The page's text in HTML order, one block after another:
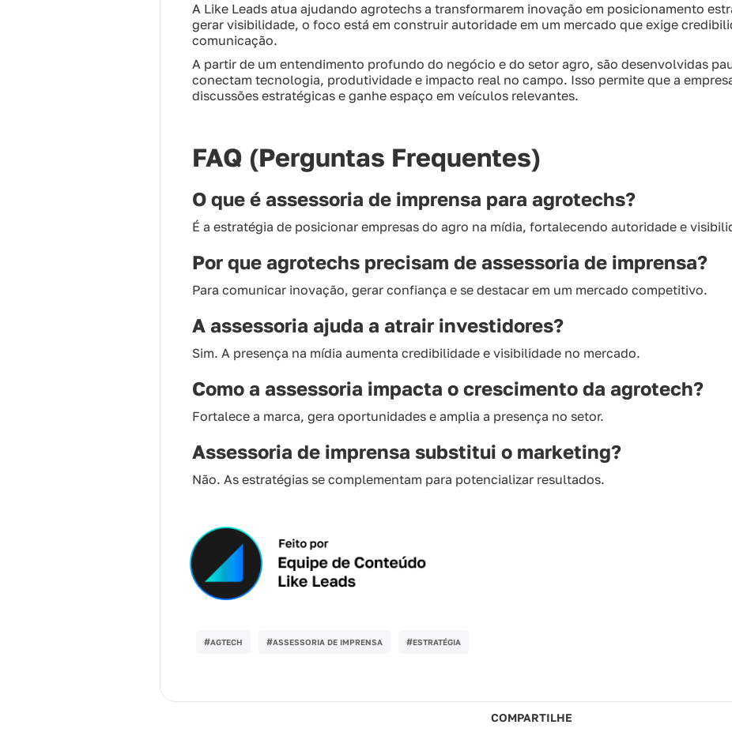
A Like Leads atua ajudando agrotechs a transformarem inovação em posicionamento
gerar visibilidade, o foco está em construir autoridade em um mercado que exige
comunicação.
A partir de um entendimento profundo do negócio e do setor agro, são desenvolvidas
conectam tecnologia, produtividade e impacto real no campo. Isso permite que a
discussões estratégicas e ganhe espaço em veículos relevantes.
FAQ (Perguntas Frequentes)
O que é assessoria de imprensa para agrotechs?
É a estratégia de posicionar empresas do agro na mídia, fortalecendo autoridade e
Por que agrotechs precisam de assessoria de imprensa?
Para comunicar inovação, gerar confiança e se destacar em um mercado competitivo.
A assessoria ajuda a atrair investidores?
Sim. A presença na mídia aumenta credibilidade e visibilidade no mercado.
Como a assessoria impacta o crescimento da agrotech?
Fortalece a marca, gera oportunidades e amplia a presença no setor.
Assessoria de imprensa substitui o marketing?
Não. As estratégias se complementam para potencializar resultados.
#AGTECH #ASSESSORIA DE IMPRENSA #ESTRATÉGIA
COMPARTILHE